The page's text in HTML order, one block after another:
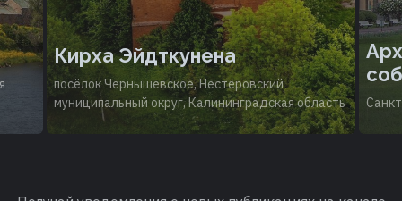
Кирха Эйдткунена
посёлок Чернышевское, Нестеровский
муниципальный округ, Калининградская область